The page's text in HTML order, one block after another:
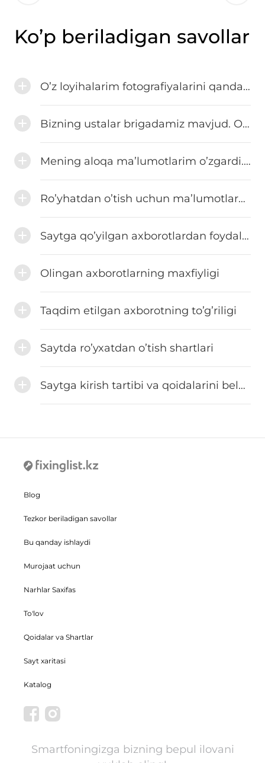
Ko’p beriladigan savollar
O’z loyihalarim fotografiyalarini qanday qilib katalogga joylashtirsam bo’ladi?
Bizning ustalar brigadamiz mavjud. O’z soham bo’yicha nechta ustalar sahifasini tuzishim mumkin?
Mening aloqa ma’lumotlarim o’zgardi. Sohadagi axborotni qanday tahrirlasam bo’ladi?
Ro’yhatdan o’tish uchun ma’lumotlarni kiritgandan keyin aktivatsion xat olmadim. Men nima qilishim kerak?
Saytga qo’yilgan axborotlardan foydalanish shartlari
Olingan axborotlarning maxfiyligi
Taqdim etilgan axborotning to’g’riligi
Saytda ro’yxatdan o’tish shartlari
Saytga kirish tartibi va qoidalarini belgilovchi qoidalar va nizomlar
Blog
Tezkor beriladigan savollar
Bu qanday ishlaydi
Murojaat uchun
Narhlar Saxifas
To'lov
Qoidalar va Shartlar
Sayt xaritasi
Katalog
Smartfoningizga bizning bepul ilovani